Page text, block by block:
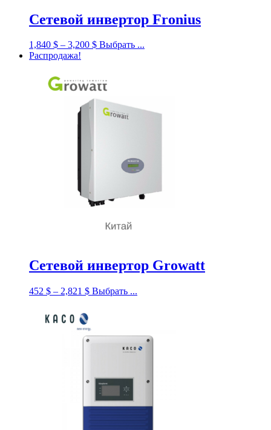
Сетевой инвертор Fronius
1,840 $ – 3,200 $ Выбрать ...
Распродажа!
Сетевой инвертор Growatt
452 $ – 2,821 $ Выбрать ...